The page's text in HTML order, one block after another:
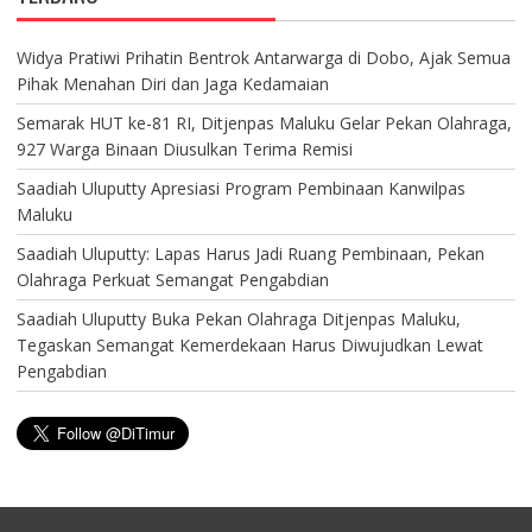
Widya Pratiwi Prihatin Bentrok Antarwarga di Dobo, Ajak Semua
Pihak Menahan Diri dan Jaga Kedamaian
Semarak HUT ke-81 RI, Ditjenpas Maluku Gelar Pekan Olahraga,
927 Warga Binaan Diusulkan Terima Remisi
Saadiah Uluputty Apresiasi Program Pembinaan Kanwilpas
Maluku
Saadiah Uluputty: Lapas Harus Jadi Ruang Pembinaan, Pekan
Olahraga Perkuat Semangat Pengabdian
Saadiah Uluputty Buka Pekan Olahraga Ditjenpas Maluku,
Tegaskan Semangat Kemerdekaan Harus Diwujudkan Lewat
Pengabdian